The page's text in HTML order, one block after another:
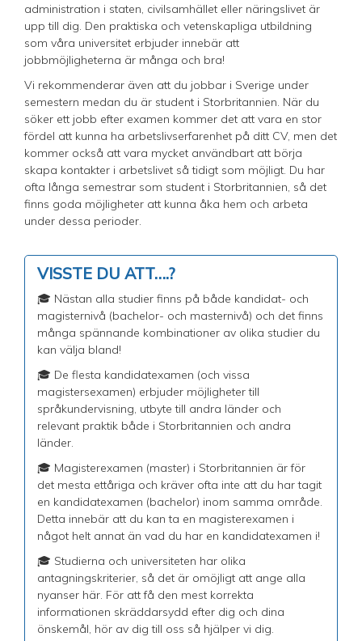
administration i staten, civilsamhället eller näringslivet är
upp till dig. Den praktiska och vetenskapliga utbildning
som våra universitet erbjuder innebär att
jobbmöjligheterna är många och bra!
Vi rekommenderar även att du jobbar i Sverige under
semestern medan du är student i Storbritannien. När du
söker ett jobb efter examen kommer det att vara en stor
fördel att kunna ha arbetslivserfarenhet på ditt CV, men det
kommer också att vara mycket användbart att börja
skapa kontakter i arbetslivet så tidigt som möjligt. Du har
ofta långa semestrar som student i Storbritannien, så det
finns goda möjligheter att kunna åka hem och arbeta
under dessa perioder.
VISSTE DU ATT….?
🎓 Nästan alla studier finns på både kandidat- och
magisternivå (bachelor- och masternivå) och det finns
många spännande kombinationer av olika studier du
kan välja bland!
🎓 De flesta kandidatexamen (och vissa
magistersexamen) erbjuder möjligheter till
språkundervisning, utbyte till andra länder och
relevant praktik både i Storbritannien och andra
länder.
🎓 Magisterexamen (master) i Storbritannien är för
det mesta ettåriga och kräver ofta inte att du har tagit
en kandidatexamen (bachelor) inom samma område.
Detta innebär att du kan ta en magisterexamen i
något helt annat än vad du har en kandidatexamen i!
🎓 Studierna och universiteten har olika
antagningskriterier, så det är omöjligt att ange alla
nyanser här. För att få den mest korrekta
informationen skräddarsydd efter dig och dina
önskemål, hör av dig till oss så hjälper vi dig.